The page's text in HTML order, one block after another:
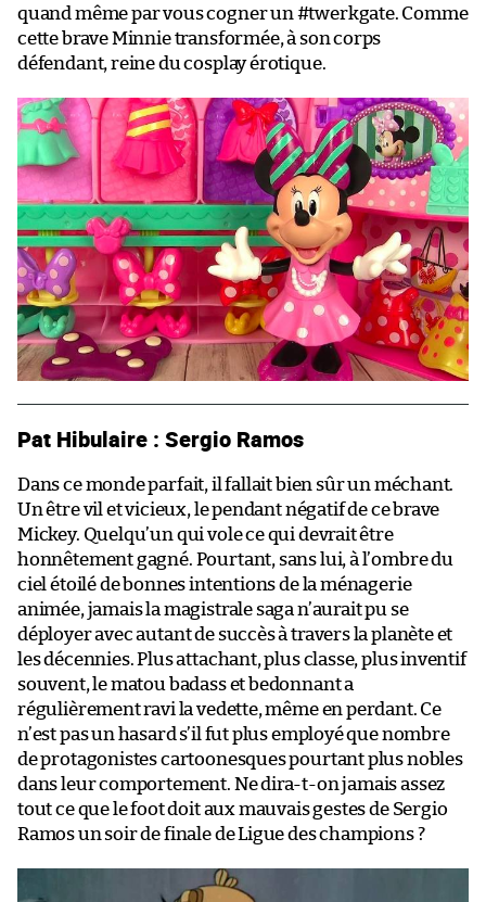
quand même par vous cogner un #twerkgate. Comme
cette brave Minnie transformée, à son corps
défendant, reine du cosplay érotique.
Pat Hibulaire : Sergio Ramos
Dans ce monde parfait, il fallait bien sûr un méchant.
Un être vil et vicieux, le pendant négatif de ce brave
Mickey. Quelqu’un qui vole ce qui devrait être
honnêtement gagné. Pourtant, sans lui, à l’ombre du
ciel étoilé de bonnes intentions de la ménagerie
animée, jamais la magistrale saga n’aurait pu se
déployer avec autant de succès à travers la planète et
les décennies. Plus attachant, plus classe, plus inventif
souvent, le matou badass et bedonnant a
régulièrement ravi la vedette, même en perdant. Ce
n’est pas un hasard s’il fut plus employé que nombre
de protagonistes cartoonesques pourtant plus nobles
dans leur comportement. Ne dira-t-on jamais assez
tout ce que le foot doit aux mauvais gestes de Sergio
Ramos un soir de finale de Ligue des champions ?